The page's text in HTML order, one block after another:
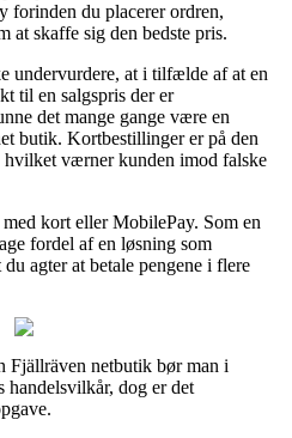
forinden du placerer ordren,
at skaffe sig den bedste pris.
undervurdere, at i tilfælde af at en
til en salgspris der er
det mange gange være en
butik. Kortbestillinger er på den
hvilket værner kunden imod falske
kort eller MobilePay. Som en
fordel af en løsning som
agter at betale pengene i flere
Fjällräven netbutik bør man i
handelsvilkår, dog er det